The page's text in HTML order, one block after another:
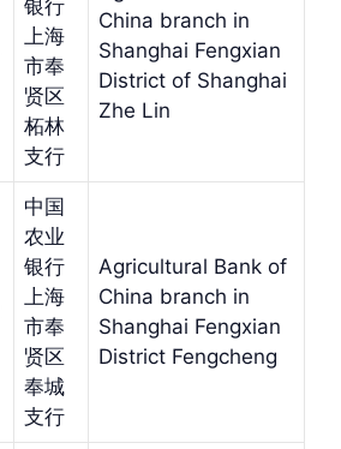
银行
上海
市奉
贤区
柘林
支行
China branch in
Shanghai Fengxian
District of Shanghai
Zhe Lin
中国
农业
银行
上海
市奉
贤区
奉城
支行
Agricultural Bank of
China branch in
Shanghai Fengxian
District Fengcheng